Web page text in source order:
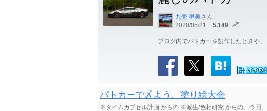
九壱 里美さん
2020/05/21
5,149
ブログ内でパトカーを製作したときや
パトカーで〆よう。塗り絵大会
※タイムカプセル計画 からの ※派生/色相研究 からの、今回